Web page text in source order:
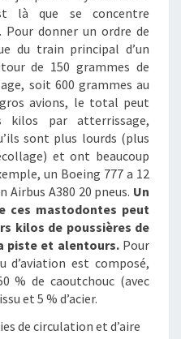
là que se concentre
Pour donner un ordre de
du train principal d’un
de 150 grammes de
soit 600 grammes au
avions, le total peut
kilos par atterrissage,
sont plus lourds (plus
et ont beaucoup
un Boeing 777 a 12
Airbus A380 20 pneus. Un
ces mastodontes peut
kilos de poussières de
piste et alentours. Pour
d’aviation est composé,
% de caoutchouc (avec
et 5 % d’acier.
de circulation et d’aire